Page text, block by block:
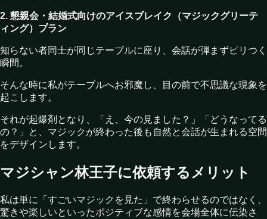
2. 懇親会・結婚式向けのアイスブレイク（マジックグリーテ
ィング）プラン
知らない者同士が同じテーブルに座り、会話が弾まずピリつく
瞬間。
そんな時に私がテーブルへお邪魔し、目の前で不思議な現象を
起こします。
それが起爆剤となり、「え、今の見ました？」「どうなってる
の？」と、マジックが終わった後も自然と会話が生まれる空間
をデザインします。
マジシャン林王子に依頼するメリット
私は単に「すごいマジックを見た」で終わらせるのではなく、
驚きや楽しいといったポジティブな感情を会場全体に伝染さ